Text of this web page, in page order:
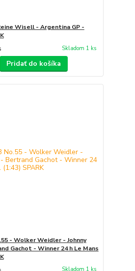
Wisell - Argentina GP -
Skladom 1 ks
Pridať do košíka
- Wolker Weidler - Johnny
Gachot - Winner 24 h Le Mans
Skladom 1 ks